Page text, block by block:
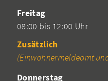
Freitag
08:00 bis 12:00 Uhr
Zusätzlich
(Einwohnermeldeamt
Donnerstag